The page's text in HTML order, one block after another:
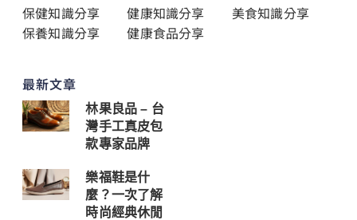
保健知識分享 健康知識分享
美食知識分享
保養知識分享
健康食品分享
最新文章
林果良品 – 台
灣手工真皮包
款專家品牌
樂福鞋是什
麼？一次了解
時尚經典休閒